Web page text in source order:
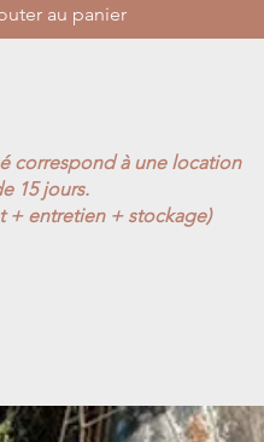
au panier
correspond à une location
15 jours.
+ entretien + stockage)